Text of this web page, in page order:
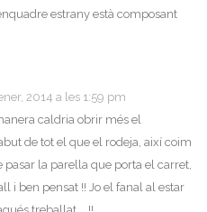
estrany està composant
2014 a les 1:59 pm
caldria obrir més el
de tot el que el rodeja, així coim
pasar la parella que porta el carret,
i ben pensat !! Jo el fanal al estar